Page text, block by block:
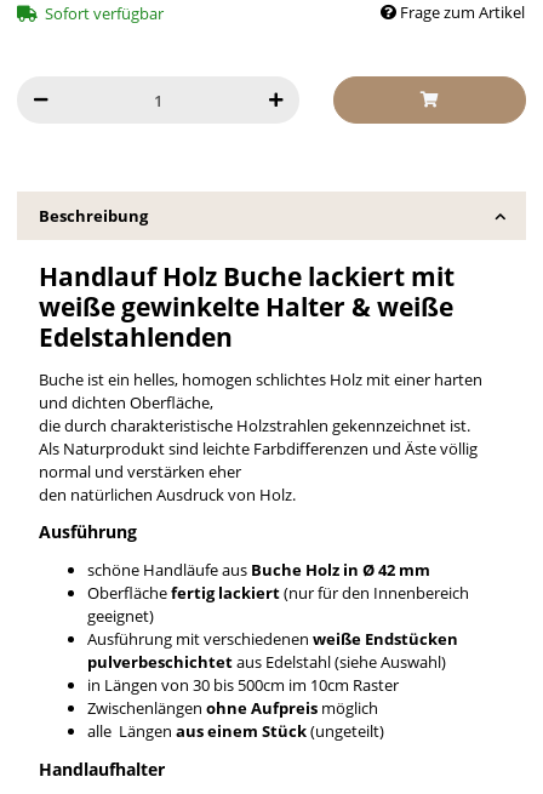
Sofort verfügbar Frage zum Artikel
Beschreibung
Handlauf Holz Buche lackiert mit
weiße gewinkelte Halter & weiße
Edelstahlenden
Buche ist ein helles, homogen schlichtes Holz mit einer harten
und dichten Oberfläche,
die durch charakteristische Holzstrahlen gekennzeichnet ist.
Als Naturprodukt sind leichte Farbdifferenzen und Äste völlig
normal und verstärken eher
den natürlichen Ausdruck von Holz.
Ausführung
schöne Handläufe aus Buche Holz in Ø 42 mm
Oberflächefertig lackiert(nur für den Innenbereich
geeignet)
Ausführung mit verschiedenen weiße Endstücken
pulverbeschichtetaus Edelstahl (siehe Auswahl)
in Längen von 30 bis 500cm im 10cm Raster
Zwischenlängen ohne Aufpreis möglich
alle Längen aus einem Stück(ungeteilt)
Handlaufhalter